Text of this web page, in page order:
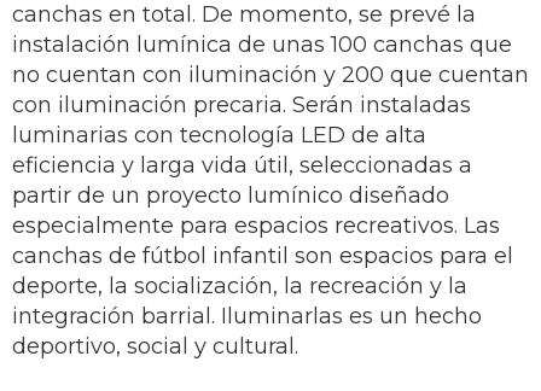
canchas en total. De momento, se prevé la
instalación lumínica de unas 100 canchas que
no cuentan con iluminación y 200 que cuentan
con iluminación precaria. Serán instaladas
luminarias con tecnología LED de alta
eficiencia y larga vida útil, seleccionadas a
partir de un proyecto lumínico diseñado
especialmente para espacios recreativos. Las
canchas de fútbol infantil son espacios para el
deporte, la socialización, la recreación y la
integración barrial. Iluminarlas es un hecho
deportivo, social y cultural.